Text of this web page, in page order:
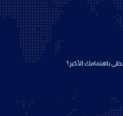
باهتمامك الأكبر؟